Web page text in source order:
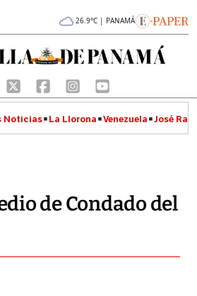
26.9°C | PANAMÁ
Noticias La Llorona Venezuela José
de Condado del